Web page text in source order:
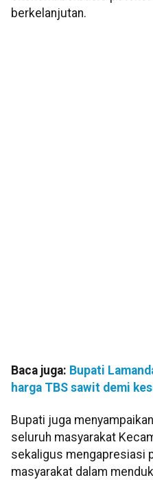
berkelanjutan.
Baca juga: Bupati
harga TBS sawit demi
Bupati juga
seluruh masyarakat
sekaligus mengapresiasi
masyarakat dalam